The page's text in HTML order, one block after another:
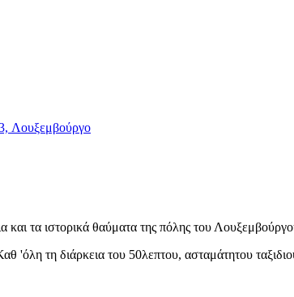
Λουξεμβούργο
και τα ιστορικά θαύματα της πόλης του
τη διάρκεια του 50λεπτου, ασταμάτητου